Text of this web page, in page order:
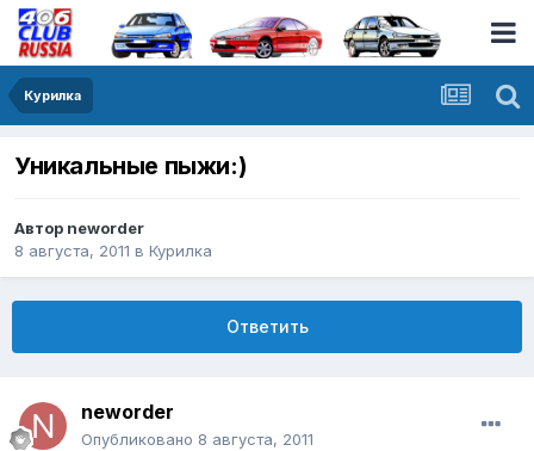
Курилка
Уникальные пыжи:)
Автор neworder
8 августа, 2011 в Курилка
Ответить
neworder
Опубликовано 8 августа, 2011